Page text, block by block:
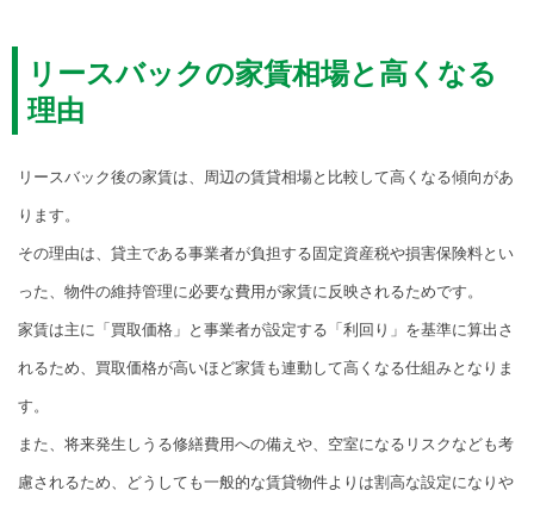
リースバックの家賃相場と高くなる
理由
リースバック後の家賃は、周辺の賃貸相場と比較して高くなる傾向があ
ります。
その理由は、貸主である事業者が負担する固定資産税や損害保険料とい
った、物件の維持管理に必要な費用が家賃に反映されるためです。
家賃は主に「買取価格」と事業者が設定する「利回り」を基準に算出さ
れるため、買取価格が高いほど家賃も連動して高くなる仕組みとなりま
す。
また、将来発生しうる修繕費用への備えや、空室になるリスクなども考
慮されるため、どうしても一般的な賃貸物件よりは割高な設定になりや